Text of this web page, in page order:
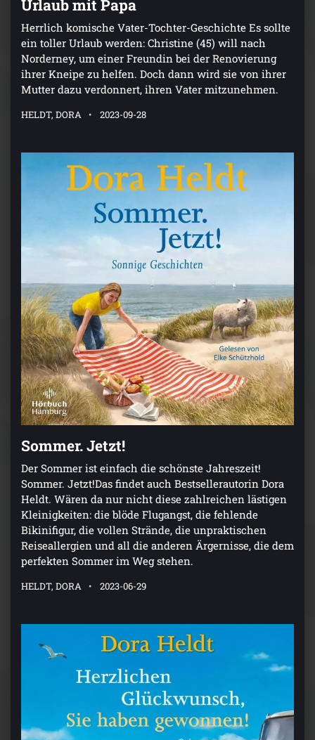
Urlaub mit Papa
Herrlich komische Vater-Tochter-Geschichte Es sollte
ein toller Urlaub werden: Christine (45) will nach
Norderney, um einer Freundin bei der Renovierung
ihrer Kneipe zu helfen. Doch dann wird sie von ihrer
Mutter dazu verdonnert, ihren Vater mitzunehmen.
HELDT, DORA 2023-09-28
Sommer. Jetzt!
Der Sommer ist einfach die schönste Jahreszeit!
Sommer. Jetzt!Das findet auch Bestsellerautorin Dora
Heldt. Wären da nur nicht diese zahlreichen lästigen
Kleinigkeiten: die blöde Flugangst, die fehlende
Bikinifigur, die vollen Strände, die unpraktischen
Reiseallergien und all die anderen Ärgernisse, die dem
perfekten Sommer im Weg stehen.
HELDT, DORA 2023-06-29